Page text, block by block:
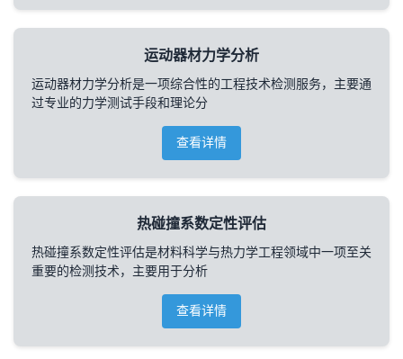
运动器材力学分析
运动器材力学分析是一项综合性的工程技术检测服务，主要通
过专业的力学测试手段和理论分
查看详情
热碰撞系数定性评估
热碰撞系数定性评估是材料科学与热力学工程领域中一项至关
重要的检测技术，主要用于分析
查看详情